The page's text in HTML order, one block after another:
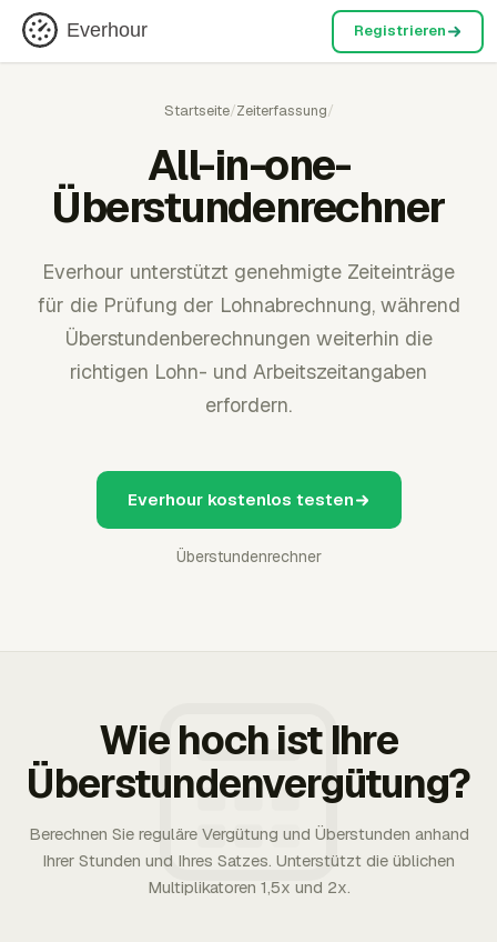
Everhour Registrieren
Startseite/Zeiterfassung/
All-in-one-
Überstundenrechner
Everhour unterstützt genehmigte Zeiteinträge
für die Prüfung der Lohnabrechnung, während
Überstundenberechnungen weiterhin die
richtigen Lohn- und Arbeitszeitangaben
erfordern.
Everhour kostenlos testen
Überstundenrechner
Wie hoch ist Ihre
Überstundenvergütung?
Berechnen Sie reguläre Vergütung und Überstunden anhand
Ihrer Stunden und Ihres Satzes. Unterstützt die üblichen
Multiplikatoren 1,5x und 2x.